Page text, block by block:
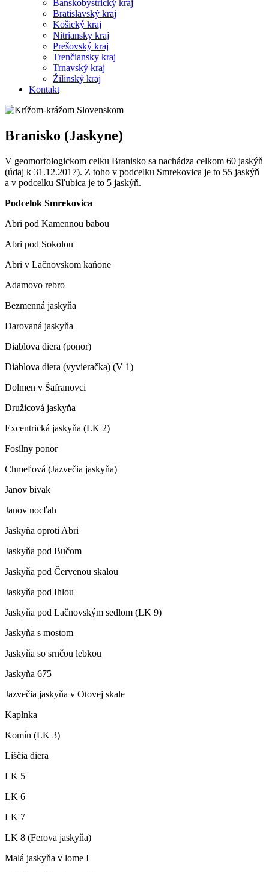
Banskobystrický kraj
Bratislavský kraj
Košický kraj
Nitriansky kraj
Prešovský kraj
Trenčiansky kraj
Trnavský kraj
Žilinský kraj
Kontakt
Branisko (Jaskyne)
V geomorfologickom celku Branisko sa nachádza celkom 60 jaskýň
(údaj k 31.12.2017). Z toho v podcelku Smrekovica je to 55 jaskýň
a v podcelku Sľubica je to 5 jaskýň.
Podcelok Smrekovica
Abri pod Kamennou babou
Abri pod Sokolou
Abri v Lačnovskom kaňone
Adamovo rebro
Bezmenná jaskyňa
Darovaná jaskyňa
Diablova diera (ponor)
Diablova diera (vyvieračka) (V 1)
Dolmen v Šafranovci
Družicová jaskyňa
Excentrická jaskyňa (LK 2)
Fosílny ponor
Chmeľová (Jazvečia jaskyňa)
Janov bivak
Janov nocľah
Jaskyňa oproti Abri
Jaskyňa pod Bučom
Jaskyňa pod Červenou skalou
Jaskyňa pod Ihlou
Jaskyňa pod Lačnovským sedlom (LK 9)
Jaskyňa s mostom
Jaskyňa so srnčou lebkou
Jaskyňa 675
Jazvečia jaskyňa v Otovej skale
Kaplnka
Komín (LK 3)
Líščia diera
LK 5
LK 6
LK 7
LK 8 (Ferova jaskyňa)
Malá jaskyňa v lome I